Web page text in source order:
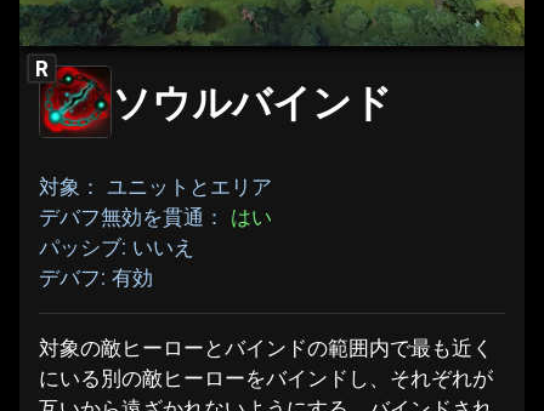
R
ソウルバインド
対象： ユニットとエリア
デバフ無効を貫通： はい
パッシブ: いいえ
デバフ: 有効
対象の敵ヒーローとバインドの範囲内で最も近く
にいる別の敵ヒーローをバインドし、それぞれが